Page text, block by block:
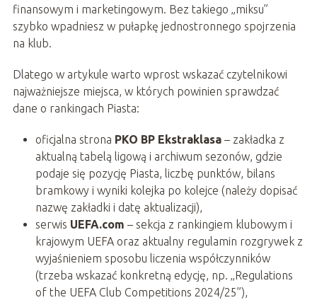
finansowym i marketingowym. Bez takiego „miksu”
szybko wpadniesz w pułapkę jednostronnego spojrzenia
na klub.
Dlatego w artykule warto wprost wskazać czytelnikowi
najważniejsze miejsca, w których powinien sprawdzać
dane o rankingach Piasta:
oficjalna strona PKO BP Ekstraklasa– zakładka z
aktualną tabelą ligową i archiwum sezonów, gdzie
podaje się pozycję Piasta, liczbę punktów, bilans
bramkowy i wyniki kolejka po kolejce (należy dopisać
nazwę zakładki i datę aktualizacji),
serwis UEFA.com – sekcja z rankingiem klubowym i
krajowym UEFA oraz aktualny regulamin rozgrywek z
wyjaśnieniem sposobu liczenia współczynników
(trzeba wskazać konkretną edycję, np. „Regulations
of the UEFA Club Competitions 2024/25”),